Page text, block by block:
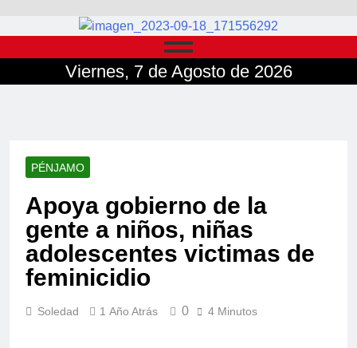
Viernes, 7 de Agosto de 2026
PÉNJAMO
Apoya gobierno de la
gente a niños, niñas
adolescentes victimas de
feminicidio
Soledad 1 Año Atrás 0 4 Minutos